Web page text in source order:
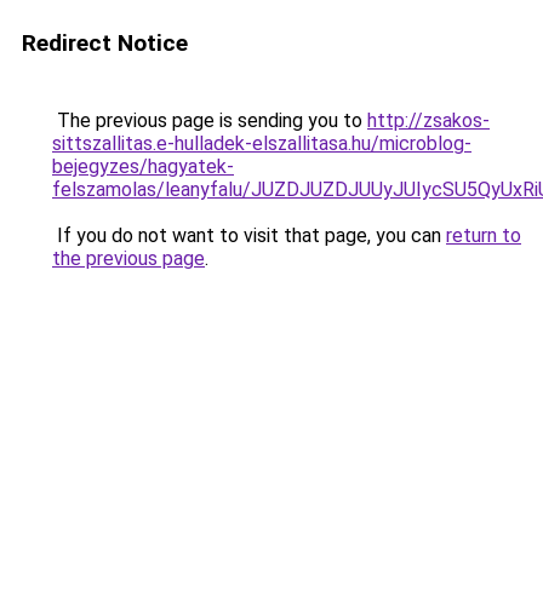
Redirect Notice
The previous page is sending you to http://zsakos-
sittszallitas.e-hulladek-elszallitasa.hu/microblog-
bejegyzes/hagyatek-
felszamolas/leanyfalu/
If you do not want to visit that page, you can return to
the previous page.